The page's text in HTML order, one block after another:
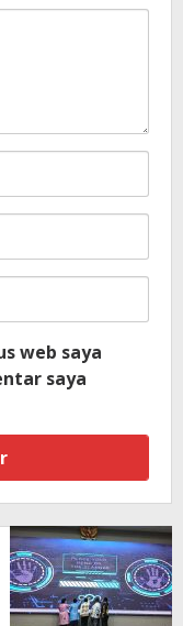
web saya
saya